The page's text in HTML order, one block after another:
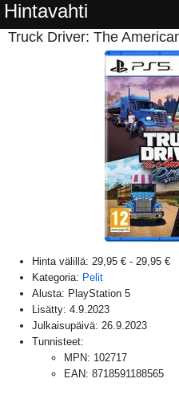
Hintavahti
Truck Driver: The
Hinta välillä: 29,95 € - 29,95 €
Kategoria: Pelit
Alusta: PlayStation 5
Lisätty: 4.9.2023
Julkaisupäivä: 26.9.2023
Tunnisteet:
MPN: 102717
EAN: 8718591188565